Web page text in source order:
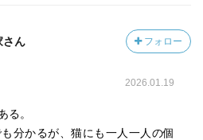
さん フォロー
2026.01.19
る。
分かるが、猫にも一人一人の個